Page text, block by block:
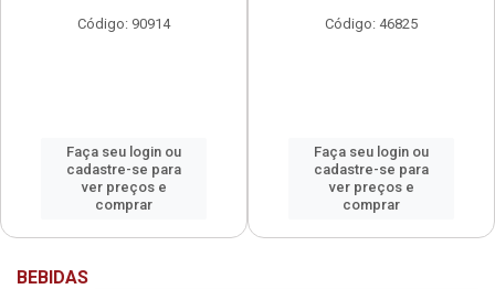
Código: 90914
Faça seu login ou
cadastre-se para
ver preços e
comprar
Código: 46825
Faça seu login ou
cadastre-se para
ver preços e
comprar
BEBIDAS